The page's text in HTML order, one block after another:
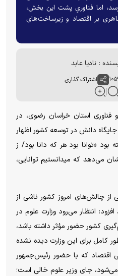
اما فناوریِ پشت این بخش،
ظاهری بر اقتصاد و زیرساخت‌های
: نادیا عابد
اشتراک گذاری
استان خراسان رضوی، در
جایگاه دانش در توسعه کشور اظهار
«توانا بود هر که دانا بود/ ز
می‌دهد که میدانستیم توانایی،
چالش‌های امروز کشور ناشی از
انتظار می‌رود وزارت علوم در
کشور حضور مؤثر داشته باشد،
کامل برای این وزارت دیده نشده
اقتصاد که با حضور رئیس‌جمهور
جای وزیر علوم خالی است؛